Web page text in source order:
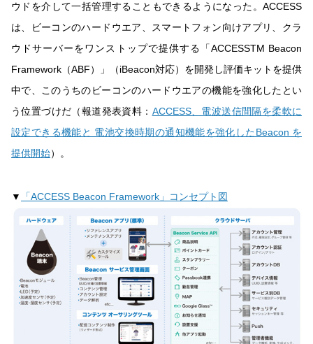
ウドを介して一括管理することもできるようになった。ACCESS
は、ビーコンのハードウエア、スマートフォン向けアプリ、クラ
ウドサーバーをワンストップで提供する「ACCESSTM Beacon
Framework（ABF）」（iBeacon対応）を開発し評価キットを提供
中で、このうちのビーコンのハードウエアの機能を強化したとい
う位置づけだ（報道発表資料： ACCESS、電波送信間隔を柔軟に
設定できる機能と 電池交換時期の通知機能を強化したBeacon を
提供開始）。
▼ 「ACCESS Beacon Framework」コンセプト図